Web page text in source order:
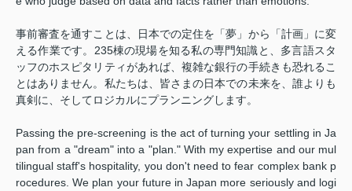
事前審査を通すことは、日本での定住を「夢」から「計画」に変
える作業です。235棟の現場を知る私の専門知識と、多言語スタ
ッフのホスピタリティがあれば、複雑な銀行の手続きも恐れるこ
とはありません。私たちは、皆さまの日本での未来を、誰よりも
真剣に、そしてロジカルにプランニングします。
Passing the pre-screening is the act of turning your settling in Ja
pan from a "dream" into a "plan." With my expertise and our mul
tilingual staff's hospitality, you don't need to fear complex bank p
rocedures. We plan your future in Japan more seriously and logi